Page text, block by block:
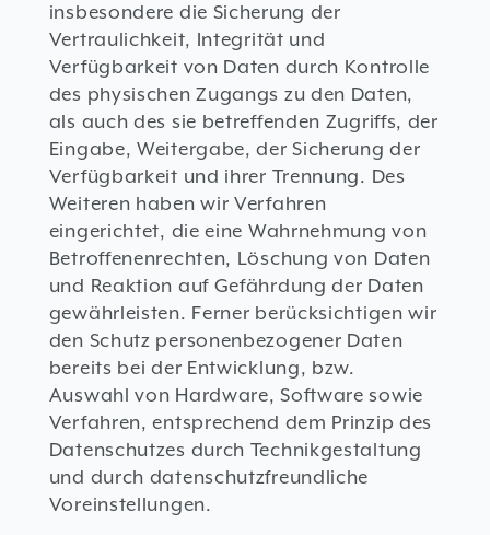
insbesondere die Sicherung der
Vertraulichkeit, Integrität und
Verfügbarkeit von Daten durch Kontrolle
des physischen Zugangs zu den Daten,
als auch des sie betreffenden Zugriffs, der
Eingabe, Weitergabe, der Sicherung der
Verfügbarkeit und ihrer Trennung. Des
Weiteren haben wir Verfahren
eingerichtet, die eine Wahrnehmung von
Betroffenenrechten, Löschung von Daten
und Reaktion auf Gefährdung der Daten
gewährleisten. Ferner berücksichtigen wir
den Schutz personenbezogener Daten
bereits bei der Entwicklung, bzw.
Auswahl von Hardware, Software sowie
Verfahren, entsprechend dem Prinzip des
Datenschutzes durch Technikgestaltung
und durch datenschutzfreundliche
Voreinstellungen.